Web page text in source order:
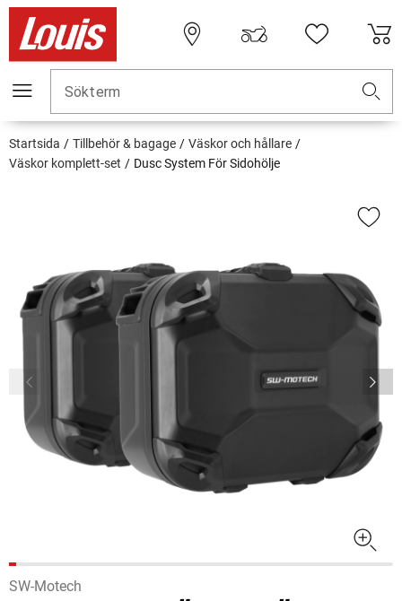
Sökterm
Startsida Tillbehör & bagage
Väskor och hållare
Väskor komplett-set
Dusc System För Sidohölje
SW-Motech